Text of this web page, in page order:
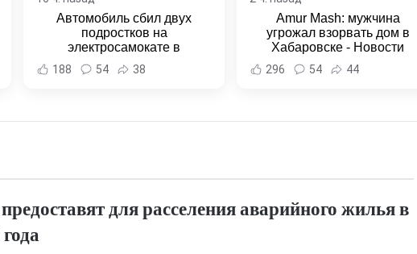
Автомобиль сбил двух
подростков на
электросамокате в
Комсомольске-на-Амуре -
Новости Хабаровска и
188 54 38
Amur Mash: мужчина
угрожал взорвать дом в
Хабаровске - Новости
Хабаровска и Хабаровского
края
296 54 44
для расселения аварийного жилья в